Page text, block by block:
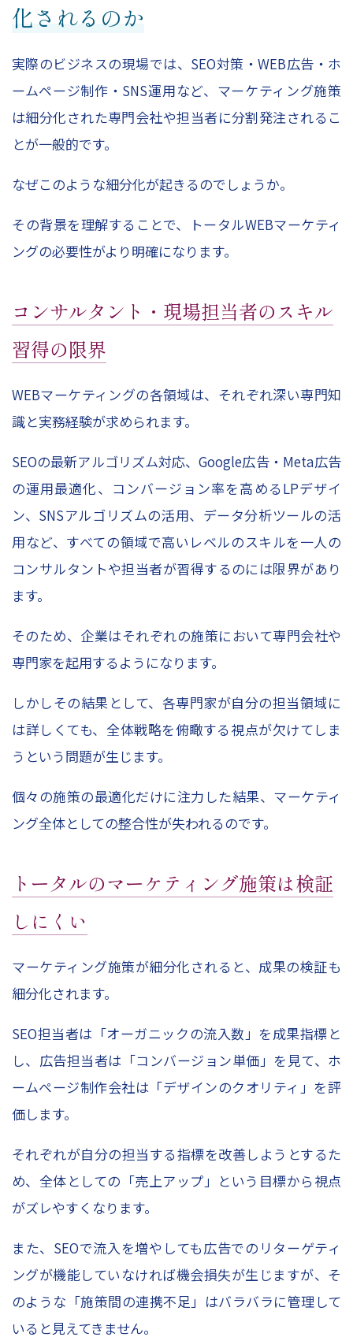
化されるのか
実際のビジネスの現場では、SEO対策・WEB広告・ホ
ームページ制作・SNS運用など、マーケティング施策
は細分化された専門会社や担当者に分割発注されるこ
とが一般的です。
なぜこのような細分化が起きるのでしょうか。
その背景を理解することで、トータルWEBマーケティ
ングの必要性がより明確になります。
コンサルタント・現場担当者のスキル
習得の限界
WEBマーケティングの各領域は、それぞれ深い専門知
識と実務経験が求められます。
SEOの最新アルゴリズム対応、Google広告・Meta広告
の運用最適化、コンバージョン率を高めるLPデザイ
ン、SNSアルゴリズムの活用、データ分析ツールの活
用など、すべての領域で高いレベルのスキルを一人の
コンサルタントや担当者が習得するのには限界があり
ます。
そのため、企業はそれぞれの施策において専門会社や
専門家を起用するようになります。
しかしその結果として、各専門家が自分の担当領域に
は詳しくても、全体戦略を俯瞰する視点が欠けてしま
うという問題が生じます。
個々の施策の最適化だけに注力した結果、マーケティ
ング全体としての整合性が失われるのです。
トータルのマーケティング施策は検証
しにくい
マーケティング施策が細分化されると、成果の検証も
細分化されます。
SEO担当者は「オーガニックの流入数」を成果指標と
し、広告担当者は「コンバージョン単価」を見て、ホ
ームページ制作会社は「デザインのクオリティ」を評
価します。
それぞれが自分の担当する指標を改善しようとするた
め、全体としての「売上アップ」という目標から視点
がズレやすくなります。
また、SEOで流入を増やしても広告でのリターゲティ
ングが機能していなければ機会損失が生じますが、そ
のような「施策間の連携不足」はバラバラに管理して
いると見えてきません。